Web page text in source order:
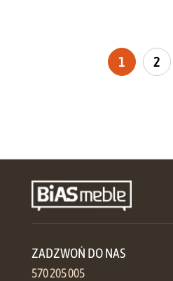
1 2
ZADZWOŃ DO NAS
570 205 005